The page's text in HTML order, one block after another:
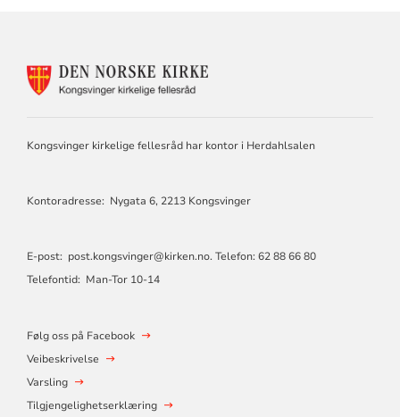
FELLESRÅD
Kongsvinger kirkelige fellesråd har kontor i Herdahlsalen
Kontoradresse: Nygata 6, 2213 Kongsvinger
E-post: post.kongsvinger@kirken.no. Telefon: 62 88 66 80
Telefontid: Man-Tor 10-14
Følg oss på Facebook
Veibeskrivelse
Varsling
Tilgjengelighetserklæring